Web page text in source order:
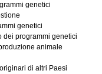
genetici
genetici
dei programmi genetici
animale
di altri Paesi